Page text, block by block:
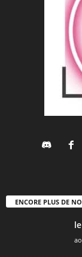
ENCORE PLUS DE